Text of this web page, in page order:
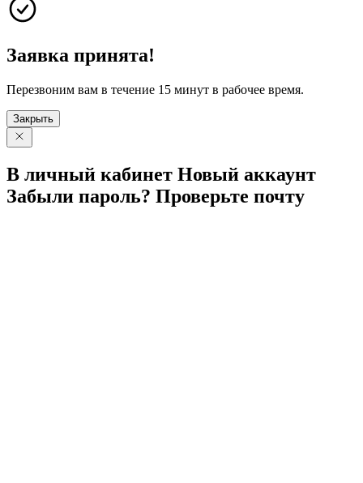
Заявка принята!
Перезвоним вам в течение 15 минут в рабочее время.
Закрыть
В личный кабинет Новый аккаунт
Забыли пароль? Проверьте почту